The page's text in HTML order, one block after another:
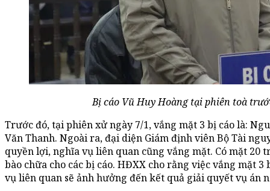
Bị cáo Vũ Huy Hoàng tại phiên toà
Trước đó, tại phiên xử ngày 7/1, vắng mặt 3 bị cáo là:
Văn Thanh. Ngoài ra, đại diện Giám định viên Bộ Tài
quyền lợi, nghĩa vụ liên quan cũng vắng mặt. Có mặt 20
bào chữa cho các bị cáo. HĐXX cho rằng việc vắng mặt
vụ liên quan sẽ ảnh hưởng đến kết quả giải quyết vụ án